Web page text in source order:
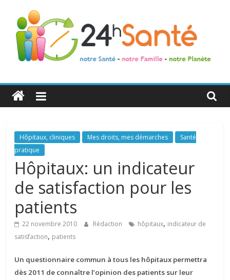
24h
Santé
La
santé
de
toute
famille
Hôpitaux, cliniques Mes droits, mes démarches
Santé
pratique
Hôpitaux: un indicateur
de satisfaction pour les
patients
22 novembre 2010 Rédaction hôpitaux, indicateur de
satisfaction, patients
Un questionnaire commun à tous les hôpitaux permettra
dès 2011 de connaître l’opinion des patients sur leur